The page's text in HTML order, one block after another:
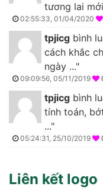
tương lai
02:55:33, 01/04/2020
tpjicg bình
cách khắc
ngày ..."
09:09:56, 05/11/2019
tpjicg bình
tính toán,
..."
05:24:31, 25/10/2019
Liên kết logo